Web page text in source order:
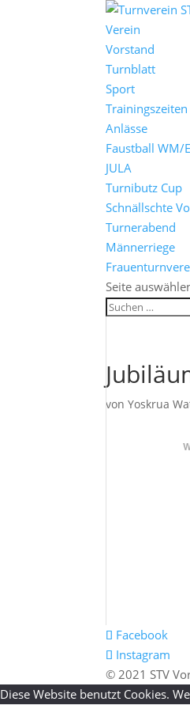
Verein
Vorstand
Turnblatt
Sport
Trainingszeiten
Anlässe
Faustball WM/
JULA
Turnibutz Cup
Schnällschte
Turnerabend
Männerriege
Seite
vonYoskrua
Facebook
Instagram
© 2021 STV
Diese Website benutzt Cookies.